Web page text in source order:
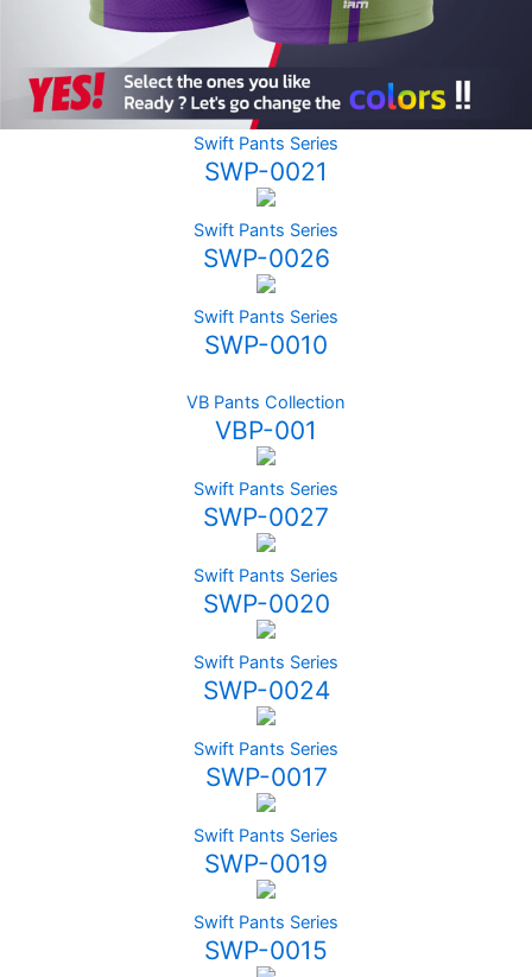
Swift Pants Series
SWP-0021
Swift Pants Series
SWP-0026
Swift Pants Series
SWP-0010
VB Pants Collection
VBP-001
Swift Pants Series
SWP-0027
Swift Pants Series
SWP-0020
Swift Pants Series
SWP-0024
Swift Pants Series
SWP-0017
Swift Pants Series
SWP-0019
Swift Pants Series
SWP-0015